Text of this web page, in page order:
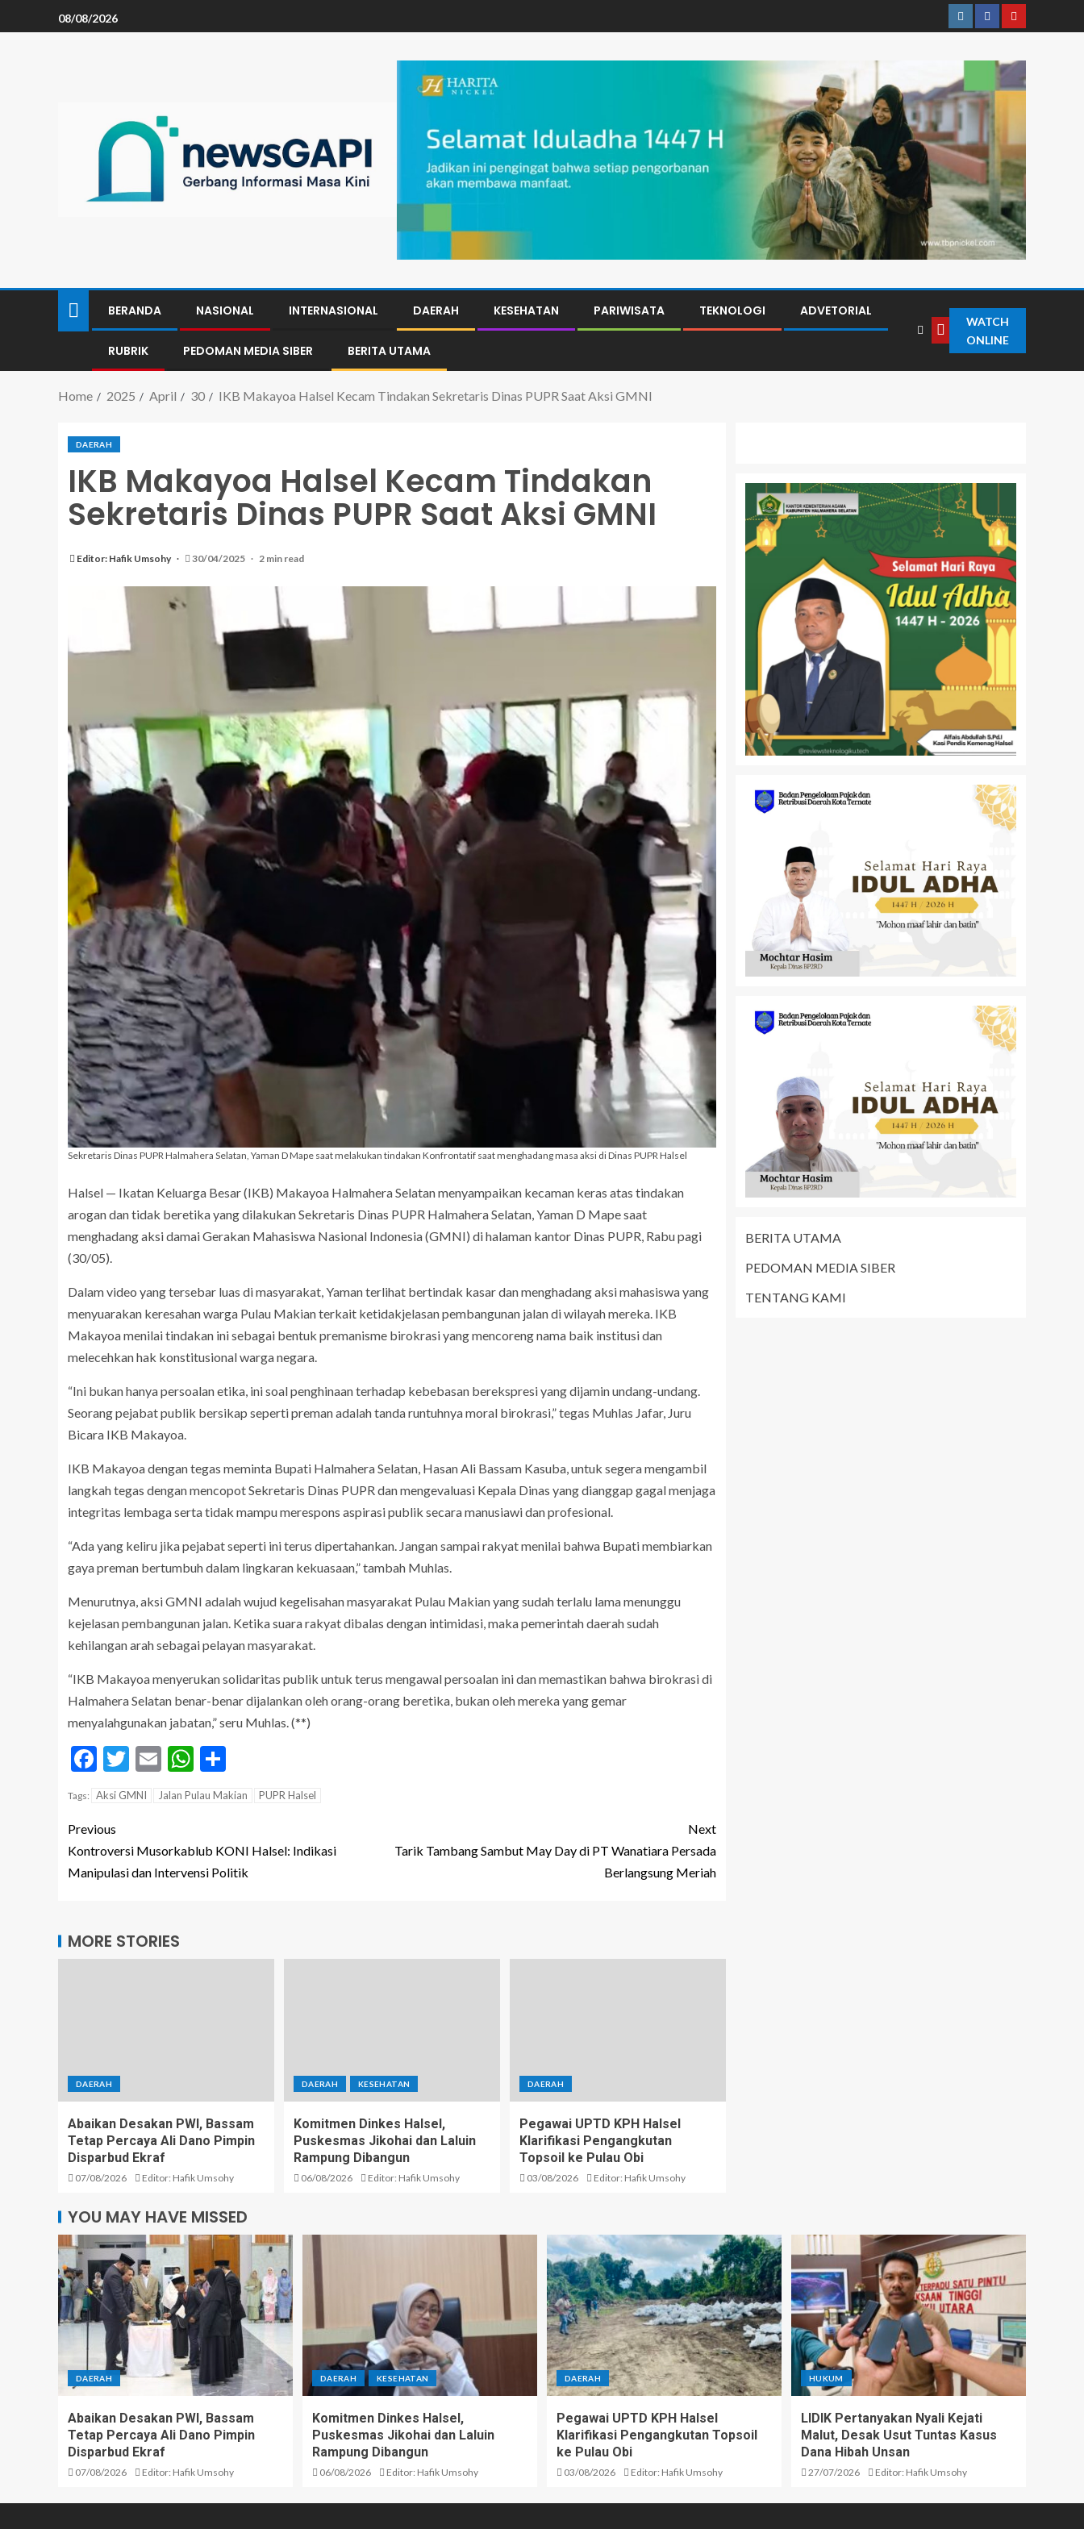
08/08/2026
BERANDA NASIONAL INTERNASIONAL DAERAH KESEHATAN PARIWISATA TEKNOLOGI ADVETORIAL
RUBRIK PEDOMAN MEDIA SIBER BERITA UTAMA
WATCH
ONLINE
Home 2025 April 30 IKB Makayoa Halsel Kecam Tindakan Sekretaris Dinas PUPR Saat Aksi GMNI
DAERAH
IKB Makayoa Halsel Kecam Tindakan
Sekretaris Dinas PUPR Saat Aksi GMNI
Editor: Hafik Umsohy 30/04/2025 2 min read
Sekretaris Dinas PUPR Halmahera Selatan, Yaman D Mape saat melakukan tindakan Konfrontatif saat menghadang masa aksi di Dinas PUPR Halsel
Halsel — Ikatan Keluarga Besar (IKB) Makayoa Halmahera Selatan menyampaikan kecaman keras atas tindakan
arogan dan tidak beretika yang dilakukan Sekretaris Dinas PUPR Halmahera Selatan, Yaman D Mape saat
menghadang aksi damai Gerakan Mahasiswa Nasional Indonesia (GMNI) di halaman kantor Dinas PUPR, Rabu pagi
(30/05).
Dalam video yang tersebar luas di masyarakat, Yaman terlihat bertindak kasar dan menghadang aksi mahasiswa yang
menyuarakan keresahan warga Pulau Makian terkait ketidakjelasan pembangunan jalan di wilayah mereka. IKB
Makayoa menilai tindakan ini sebagai bentuk premanisme birokrasi yang mencoreng nama baik institusi dan
melecehkan hak konstitusional warga negara.
“Ini bukan hanya persoalan etika, ini soal penghinaan terhadap kebebasan berekspresi yang dijamin undang-undang.
Seorang pejabat publik bersikap seperti preman adalah tanda runtuhnya moral birokrasi,” tegas Muhlas Jafar, Juru
Bicara IKB Makayoa.
IKB Makayoa dengan tegas meminta Bupati Halmahera Selatan, Hasan Ali Bassam Kasuba, untuk segera mengambil
langkah tegas dengan mencopot Sekretaris Dinas PUPR dan mengevaluasi Kepala Dinas yang dianggap gagal menjaga
integritas lembaga serta tidak mampu merespons aspirasi publik secara manusiawi dan profesional.
“Ada yang keliru jika pejabat seperti ini terus dipertahankan. Jangan sampai rakyat menilai bahwa Bupati membiarkan
gaya preman bertumbuh dalam lingkaran kekuasaan,” tambah Muhlas.
Menurutnya, aksi GMNI adalah wujud kegelisahan masyarakat Pulau Makian yang sudah terlalu lama menunggu
kejelasan pembangunan jalan. Ketika suara rakyat dibalas dengan intimidasi, maka pemerintah daerah sudah
kehilangan arah sebagai pelayan masyarakat.
“IKB Makayoa menyerukan solidaritas publik untuk terus mengawal persoalan ini dan memastikan bahwa birokrasi di
Halmahera Selatan benar-benar dijalankan oleh orang-orang beretika, bukan oleh mereka yang gemar
menyalahgunakan jabatan,” seru Muhlas. (**)
Facebook
Twitter
EmailWhatsApp
Tags: Aksi GMNI Jalan Pulau Makian PUPR Halsel
Previous
Kontroversi Musorkablub KONI Halsel: Indikasi
Manipulasi dan Intervensi Politik
Next
Tarik Tambang Sambut May Day di PT Wanatiara Persada
Berlangsung Meriah
MORE STORIES
DAERAH
Abaikan Desakan PWI, Bassam
Tetap Percaya Ali Dano Pimpin
Disparbud Ekraf
07/08/2026 Editor: Hafik Umsohy
DAERAH KESEHATAN
Komitmen Dinkes Halsel,
Puskesmas Jikohai dan Laluin
Rampung Dibangun
06/08/2026 Editor: Hafik Umsohy
DAERAH
Pegawai UPTD KPH Halsel
Klarifikasi Pengangkutan
Topsoil ke Pulau Obi
03/08/2026 Editor: Hafik Umsohy
BERITA UTAMA
PEDOMAN MEDIA SIBER
TENTANG KAMI
YOU MAY HAVE MISSED
DAERAH
Abaikan Desakan PWI, Bassam
Tetap Percaya Ali Dano Pimpin
Disparbud Ekraf
07/08/2026 Editor: Hafik Umsohy
DAERAH KESEHATAN
Komitmen Dinkes Halsel,
Puskesmas Jikohai dan Laluin
Rampung Dibangun
06/08/2026 Editor: Hafik Umsohy
DAERAH
Pegawai UPTD KPH Halsel
Klarifikasi Pengangkutan Topsoil
ke Pulau Obi
03/08/2026 Editor: Hafik Umsohy
HUKUM
LIDIK Pertanyakan Nyali Kejati
Malut, Desak Usut Tuntas Kasus
Dana Hibah Unsan
27/07/2026 Editor: Hafik Umsohy